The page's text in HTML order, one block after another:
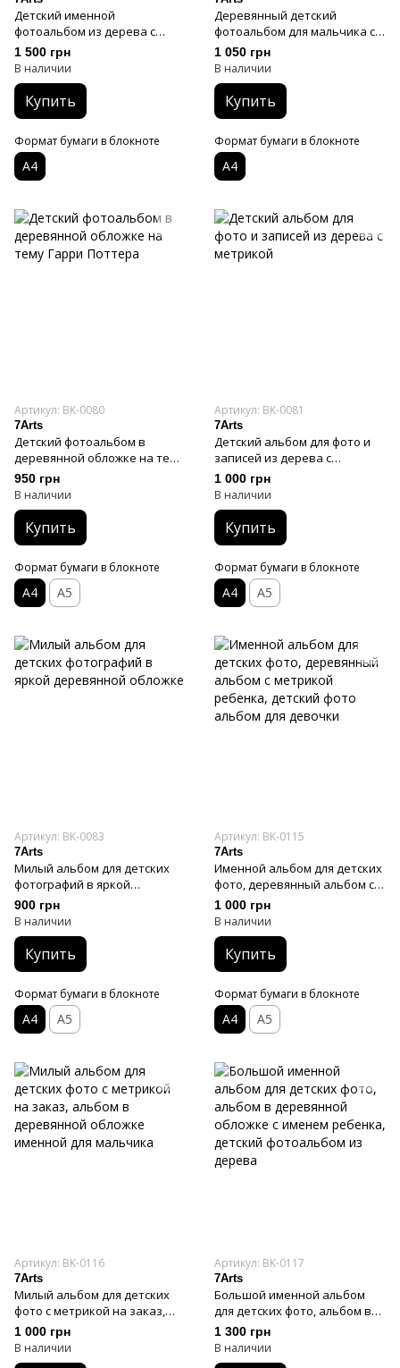
Детский именной
фотоальбом из дерева с
элементами натуральной
кожи
1 500 грн
В наличии
Купить
Формат бумаги в блокноте
А4
Деревянный детский
фотоальбом для мальчика с
метрикой
1 050 грн
В наличии
Купить
Формат бумаги в блокноте
А4
Артикул: BK-0080
7Arts
Детский фотоальбом в
деревянной обложке на тему
Гарри Поттера
950 грн
В наличии
Купить
Формат бумаги в блокноте
А4 А5
Артикул: BK-0081
7Arts
Детский альбом для фото и
записей из дерева с
метрикой
1 000 грн
В наличии
Купить
Формат бумаги в блокноте
А4 А5
Артикул: BK-0083
7Arts
Милый альбом для детских
фотографий в яркой
деревянной обложке
900 грн
В наличии
Купить
Формат бумаги в блокноте
А4 А5
Артикул: BK-0115
7Arts
Именной альбом для детских
фото, деревянный альбом с
метрикой ребенка, детский
фото альбом для девочки
1 000 грн
В наличии
Купить
Формат бумаги в блокноте
А4 А5
Артикул: BK-0116
7Arts
Милый альбом для детских
фото с метрикой на заказ,
альбом в деревянной
обложке именной для
мальчика
1 000 грн
В наличии
Артикул: BK-0117
7Arts
Большой именной альбом
для детских фото, альбом в
деревянной обложке с
именем ребенка, детский
фотоальбом из дерева
1 300 грн
В наличии